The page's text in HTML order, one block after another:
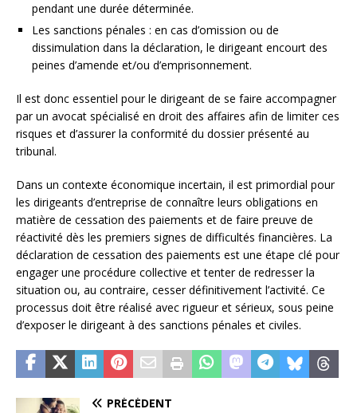
pendant une durée déterminée.
Les sanctions pénales : en cas d’omission ou de
dissimulation dans la déclaration, le dirigeant encourt des
peines d’amende et/ou d’emprisonnement.
Il est donc essentiel pour le dirigeant de se faire accompagner
par un avocat spécialisé en droit des affaires afin de limiter ces
risques et d’assurer la conformité du dossier présenté au
tribunal.
Dans un contexte économique incertain, il est primordial pour
les dirigeants d’entreprise de connaître leurs obligations en
matière de cessation des paiements et de faire preuve de
réactivité dès les premiers signes de difficultés financières. La
déclaration de cessation des paiements est une étape clé pour
engager une procédure collective et tenter de redresser la
situation ou, au contraire, cesser définitivement l’activité. Ce
processus doit être réalisé avec rigueur et sérieux, sous peine
d’exposer le dirigeant à des sanctions pénales et civiles.
PRÉCÉDENT